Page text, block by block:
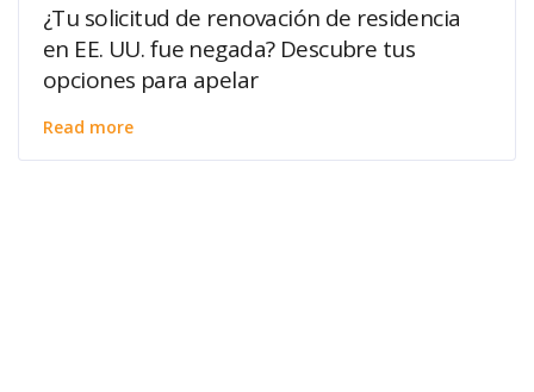
¿Tu solicitud de renovación de residencia
en EE. UU. fue negada? Descubre tus
opciones para apelar
Read more